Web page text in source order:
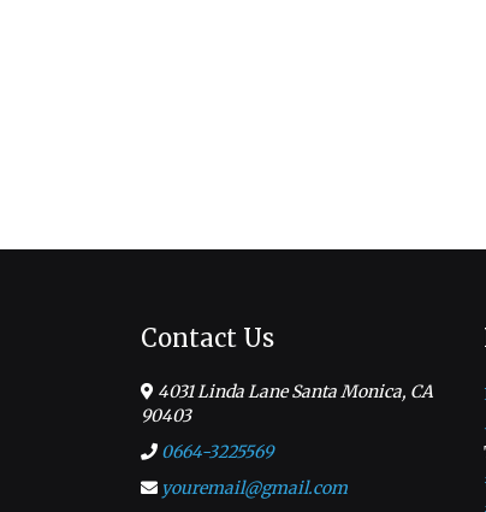
Contact Us
4031 Linda Lane Santa Monica, CA
90403
0664-3225569
youremail@gmail.com